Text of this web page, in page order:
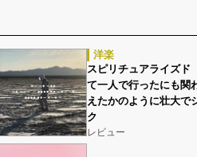
洋楽
スピリチュアライズ
て一人で行ったにも関
えたかのように壮大で
ク
レビュー